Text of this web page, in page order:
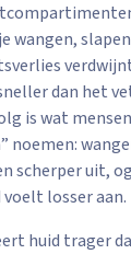
wangen,
dan het
is wat
noemen:
scherper uit,
losser aan.
huid trager